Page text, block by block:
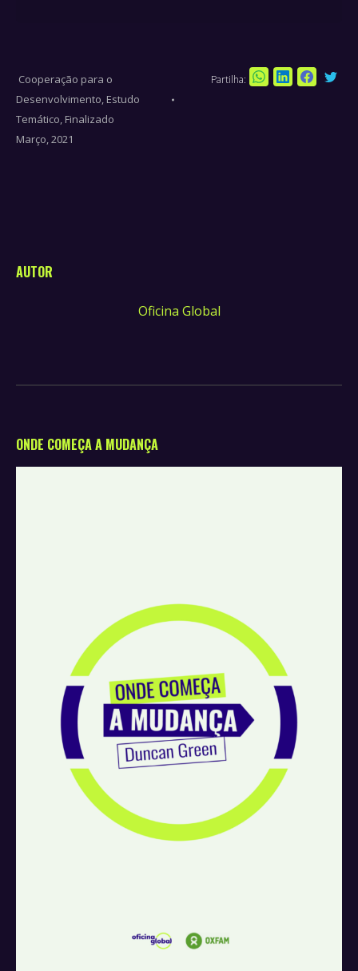
Cooperação para o
Desenvolvimento, Estudo
Temático, Finalizado
Março, 2021
Partilha:
ShareShareShare
AUTOR
Oficina Global
ONDE COMEÇA A MUDANÇA